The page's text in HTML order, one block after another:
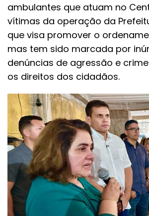
ambulantes que atuam no
vítimas da operação da
que visa promover o
mas tem sido marcada por
denúncias de agressão e
os direitos dos cidadãos.